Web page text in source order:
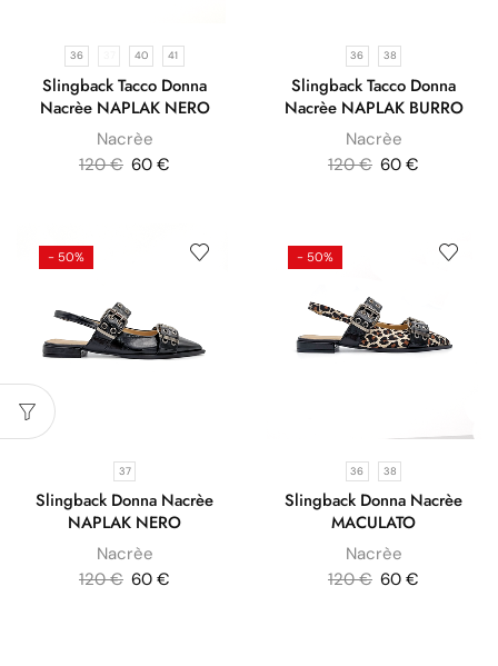
36 40 41
Slingback Tacco Donna
Nacrèe NAPLAK NERO
Nacrèe
120€ 60 €
36 38
Slingback Tacco Donna
Nacrèe NAPLAK BURRO
Nacrèe
120€ 60 €
- 50%
37
Slingback Donna Nacrèe
NAPLAK NERO
Nacrèe
120€ 60 €
- 50%
36 38
Slingback Donna Nacrèe
MACULATO
Nacrèe
120€ 60 €